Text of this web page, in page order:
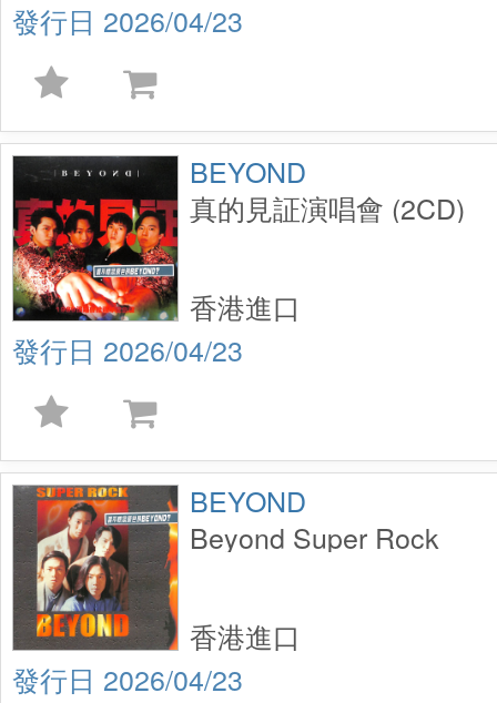
2026/04/23
BEYOND
真的見証演唱會 (2CD)
2026/04/23
香港進口
BEYOND
Beyond Super Rock
2026/04/23
香港進口